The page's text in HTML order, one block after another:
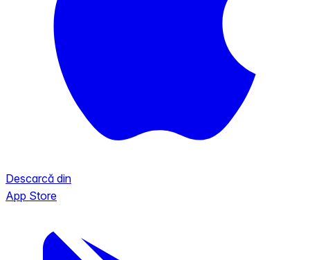
Descarcă din
App Store